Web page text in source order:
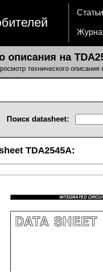
Статьи
описания на
технического описания
Поиск datasheet:
TDA2545A: